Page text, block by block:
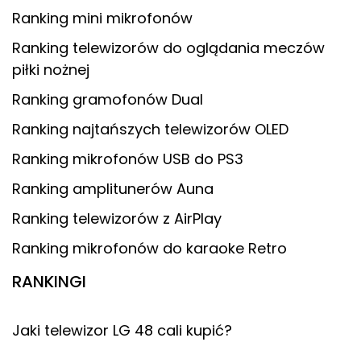
Ranking mini mikrofonów
Ranking telewizorów do oglądania meczów
piłki nożnej
Ranking gramofonów Dual
Ranking najtańszych telewizorów OLED
Ranking mikrofonów USB do PS3
Ranking amplitunerów Auna
Ranking telewizorów z AirPlay
Ranking mikrofonów do karaoke Retro
RANKINGI
Jaki telewizor LG 48 cali kupić?